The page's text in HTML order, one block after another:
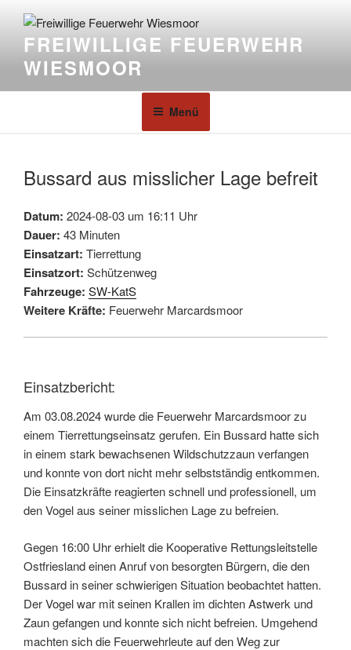
FREIWILLIGE FEUERWEHR
WIESMOOR
Menü
Bussard aus misslicher Lage befreit
Datum: 2024-08-03 um 16:11 Uhr
Dauer: 43 Minuten
Einsatzart: Tierrettung
Einsatzort: Schützenweg
Fahrzeuge: SW-KatS
Weitere Kräfte: Feuerwehr Marcardsmoor
Einsatzbericht:
Am 03.08.2024 wurde die Feuerwehr Marcardsmoor zu
einem Tierrettungseinsatz gerufen. Ein Bussard hatte sich
in einem stark bewachsenen Wildschutzzaun verfangen
und konnte von dort nicht mehr selbstständig entkommen.
Die Einsatzkräfte reagierten schnell und professionell, um
den Vogel aus seiner misslichen Lage zu befreien.
Gegen 16:00 Uhr erhielt die Kooperative Rettungsleitstelle
Ostfriesland einen Anruf von besorgten Bürgern, die den
Bussard in seiner schwierigen Situation beobachtet hatten.
Der Vogel war mit seinen Krallen im dichten Astwerk und
Zaun gefangen und konnte sich nicht befreien. Umgehend
machten sich die Feuerwehrleute auf den Weg zur